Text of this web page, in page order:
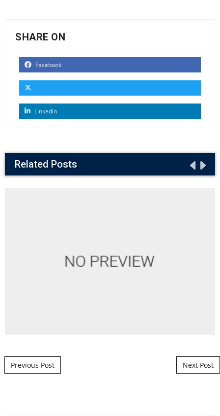
SHARE ON
Facebook
Linkedin
Related Posts
Post navigation
Previous Post Next Post